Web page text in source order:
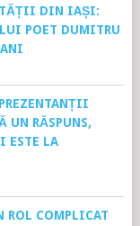
DIN IAȘI:
POET DUMITRU
UN RĂSPUNS,
ESTE LA
ROL COMPLICAT